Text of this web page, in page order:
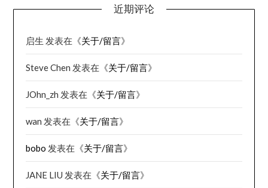
近期评论
启生 发表在《关于/留言》
Steve Chen 发表在《关于/留言》
JOhn_zh 发表在《关于/留言》
wan 发表在《关于/留言》
bobo 发表在《关于/留言》
JANE LIU 发表在《关于/留言》